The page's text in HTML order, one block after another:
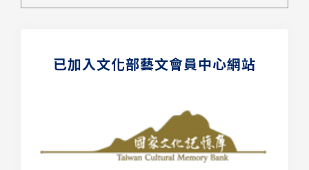
已加入文化部藝文會員中心網站